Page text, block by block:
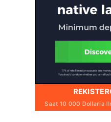
Saat 10 000 Dollaria